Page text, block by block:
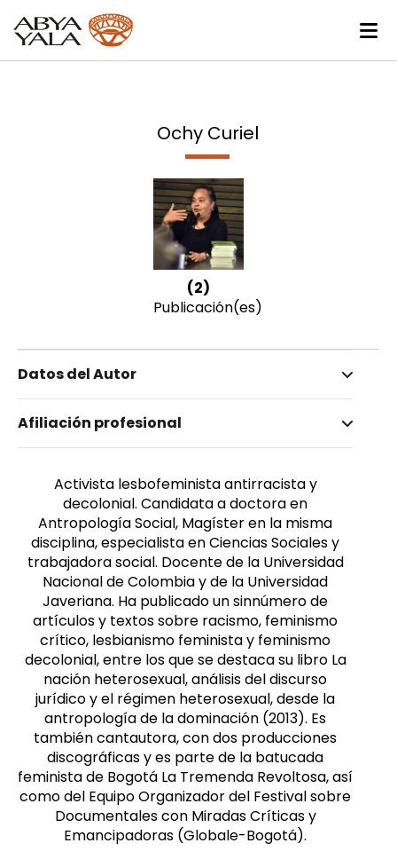
Ochy Curiel
(2)
Publicación(es)
Datos del Autor
Curiel, Ochy
Afiliación profesional
Activista lesbofeminista antirracista y
decolonial. Candidata a doctora en
Antropología Social, Magíster en la misma
disciplina, especialista en Ciencias Sociales y
trabajadora social. Docente de la Universidad
Nacional de Colombia y de la Universidad
Javeriana. Ha publicado un sinnúmero de
artículos y textos sobre racismo, feminismo
crítico, lesbianismo feminista y feminismo
decolonial, entre los que se destaca su libro La
nación heterosexual, análisis del discurso
jurídico y el régimen heterosexual, desde la
antropología de la dominación (2013). Es
también cantautora, con dos producciones
discográficas y es parte de la batucada
feminista de Bogotá La Tremenda Revoltosa, así
como del Equipo Organizador del Festival sobre
Documentales con Miradas Críticas y
Emancipadoras (Globale-Bogotá).